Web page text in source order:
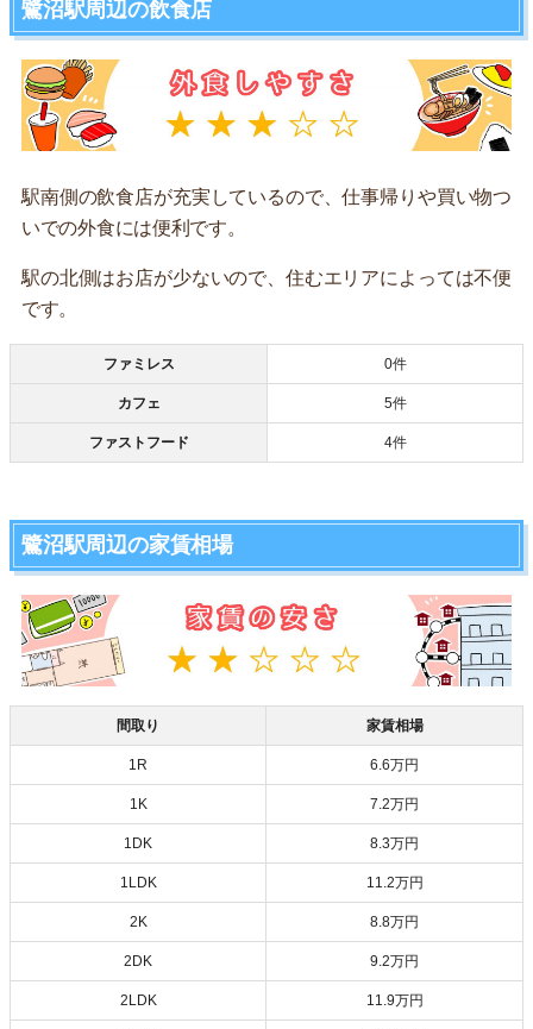
鷺沼駅周辺の飲食店
駅南側の飲食店が充実しているので、仕事帰りや買い物つ
いでの外食には便利です。
駅の北側はお店が少ないので、住むエリアによっては不便
です。
ファミレス 0件
カフェ 5件
ファストフード 4件
鷺沼駅周辺の家賃相場
間取り 家賃相場
1R 6.6万円
1K 7.2万円
1DK 8.3万円
1LDK 11.2万円
2K 8.8万円
2DK 9.2万円
2LDK 11.9万円